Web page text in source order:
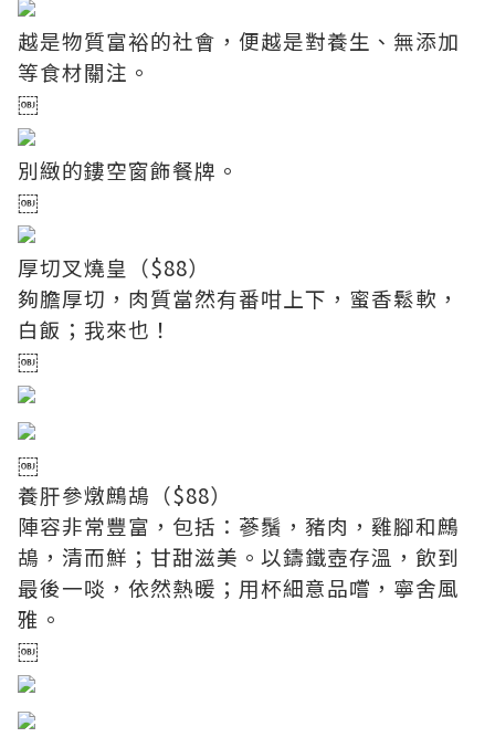
越是物質富裕的社會，便越是對養生、無添加
等食材關注。
￼
別緻的鏤空窗飾餐牌。
￼
厚切叉燒皇（$88）
夠膽厚切，肉質當然有番咁上下，蜜香鬆軟，
白飯；我來也！
￼
￼
養肝參燉鷓鴣（$88）
陣容非常豐富，包括：蔘鬚，豬肉，雞腳和鷓
鴣，清而鮮；甘甜滋美。以鑄鐵壺存溫，飲到
最後一啖，依然熱暖；用杯細意品嚐，寧舍風
雅。
￼